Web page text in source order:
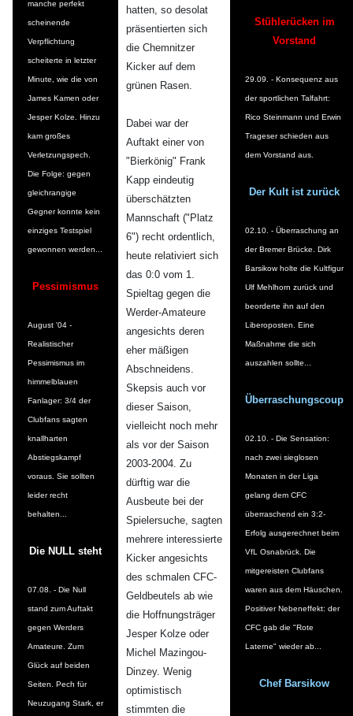
manche perfekt
scheinende
Verpflichtung
scheiterte in letzter
Minute, wie die von
James Kamen oder
Jesper Kolze. Hinzu
kam großes
Verletzungspech.
Die Folge: gegen
gleichrangige
Gegner konnte kein
einziges Testspiel
gewonnen werden...
Pessimismus
August '04 -
Realistischer
Pessimismus im
himmelblauen
Fanlager: 3/4 der
Clubfans sagten
knallharten
Abstiegskampf
voraus. Sie sollten
leider recht
behalten...
Die NULL steht
07.08. - Die Null
stand zum Auftakt
gegen Werders
Amateure. Zum
Glück auf beiden
Seiten. Pech für
Neuzugang Stark, er
hatten, so desolat
präsentierten sich
die Chemnitzer
Kicker auf dem
grünen Rasen.
Dabei war der
Auftakt einer von
"Bierkönig" Frank
Kapp eindeutig
überschätzten
Mannschaft ("Platz
6") recht ordentlich,
heute relativiert sich
das 0:0 vom 1.
Spieltag gegen die
Werder-Amateure
angesichts deren
eher mäßigen
Abschneidens.
Skepsis auch vor
dieser Saison,
vielleicht noch mehr
als vor der Saison
2003-2004. Zu
dürftig war die
Ausbeute bei der
Spielersuche, sagten
mehrere interessierte
Kicker angesichts
des schmalen CFC-
Geldbeutels ab wie
die Hoffnungsträger
Jesper Kolze oder
Michel Mazingou-
Dinzey. Wenig
optimistisch
stimmten die
Stühlerücken im
Vorstand
29.09. - Konsequenz aus
der sportlichen Talfahrt:
Rico Steinmann und Erwin
Trageser schieden aus
dem Vorstand aus.
Der Kult ist zurück
02.10. - Überraschung an
der Bremer Brücke. Dirk
Barsikow holte die Kultfigur
Ulf Mehlhorn zurück und
beorderte ihn auf den
Liberoposten. Eine
Maßnahme die sich
auszahlen sollte...
Überraschungscoup
02.10. - Die Sensation:
nach zwei sieglosen
Monaten in der Liga
gelang dem CFC
überraschend ein 3:2-
Erfolg ausgerechnet beim
VfL Osnabrück. Die
mitgereisten Clubfans
waren aus dem Häuschen.
Positiver Nebeneffekt: der
CFC gab die "Rote
Laterne" wieder ab...
Chef Barsikow